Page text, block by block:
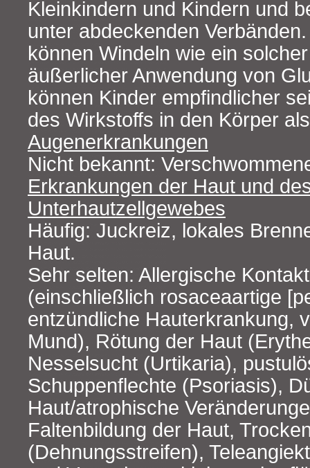
Kleinkindern und Kindern und
unter abdeckenden
können Windeln wie ein
äußerlicher Anwendung von
können Kinder empfindlicher
des Wirkstoffs in den Körper
Augenerkrankungen
Nicht bekannt:
Erkrankungen der Haut und
Unterhautzellgewebes
Häufig: Juckreiz, lokales
Haut.
Sehr selten: Allergische
(einschließlich rosaceaartige
entzündliche Hauterkrankung,
Mund), Rötung der Haut
Nesselsucht (Urtikaria),
Schuppenflechte (Psoriasis),
Haut/atrophische
Faltenbildung der Haut,
(Dehnungsstreifen),